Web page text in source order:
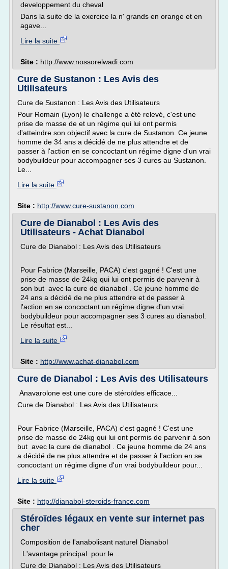
developpement du cheval
Dans la suite de la exercice la n' grands en orange et en
agave...
Lire la suite
Site : http://www.nossorelwadi.com
Cure de Sustanon : Les Avis des
Utilisateurs
Cure de Sustanon : Les Avis des Utilisateurs
Pour Romain (Lyon) le challenge a été relevé, c'est une
prise de masse de et un régime qui lui ont permis
d'atteindre son objectif avec la cure de Sustanon. Ce jeune
homme de 34 ans a décidé de ne plus attendre et de
passer à l'action en se concoctant un régime digne d'un vrai
bodybuildeur pour accompagner ses 3 cures au Sustanon.
Le...
Lire la suite
Site : http://www.cure-sustanon.com
Cure de Dianabol : Les Avis des
Utilisateurs - Achat Dianabol
Cure de Dianabol : Les Avis des Utilisateurs
Pour Fabrice (Marseille, PACA) c'est gagné ! C'est une
prise de masse de 24kg qui lui ont permis de parvenir à
son but avec la cure de dianabol . Ce jeune homme de
24 ans a décidé de ne plus attendre et de passer à
l'action en se concoctant un régime digne d'un vrai
bodybuildeur pour accompagner ses 3 cures au dianabol.
Le résultat est...
Lire la suite
Site : http://www.achat-dianabol.com
Cure de Dianabol : Les Avis des Utilisateurs
Anavarolone est une cure de stéroïdes efficace...
Cure de Dianabol : Les Avis des Utilisateurs
Pour Fabrice (Marseille, PACA) c'est gagné ! C'est une
prise de masse de 24kg qui lui ont permis de parvenir à son
but avec la cure de dianabol . Ce jeune homme de 24 ans
a décidé de ne plus attendre et de passer à l'action en se
concoctant un régime digne d'un vrai bodybuildeur pour...
Lire la suite
Site : http://dianabol-steroids-france.com
Stéroïdes légaux en vente sur internet pas
cher
Composition de l'anabolisant naturel Dianabol
L'avantage principal pour le...
Cure de Dianabol : Les Avis des Utilisateurs